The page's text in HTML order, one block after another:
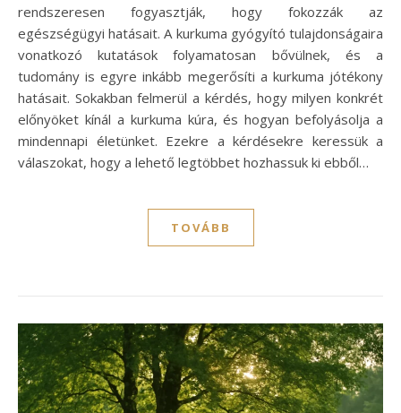
rendszeresen fogyasztják, hogy fokozzák az
egészségügyi hatásait. A kurkuma gyógyító tulajdonságaira
vonatkozó kutatások folyamatosan bővülnek, és a
tudomány is egyre inkább megerősíti a kurkuma jótékony
hatásait. Sokakban felmerül a kérdés, hogy milyen konkrét
előnyöket kínál a kurkuma kúra, és hogyan befolyásolja a
mindennapi életünket. Ezekre a kérdésekre keressük a
válaszokat, hogy a lehető legtöbbet hozhassuk ki ebből…
TOVÁBB